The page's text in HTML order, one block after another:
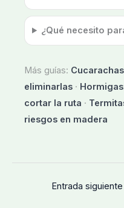
¿Qué necesito
Más guías:
eliminarlas ·
cortar la ruta ·
riesgos en madera
Entrada siguiente